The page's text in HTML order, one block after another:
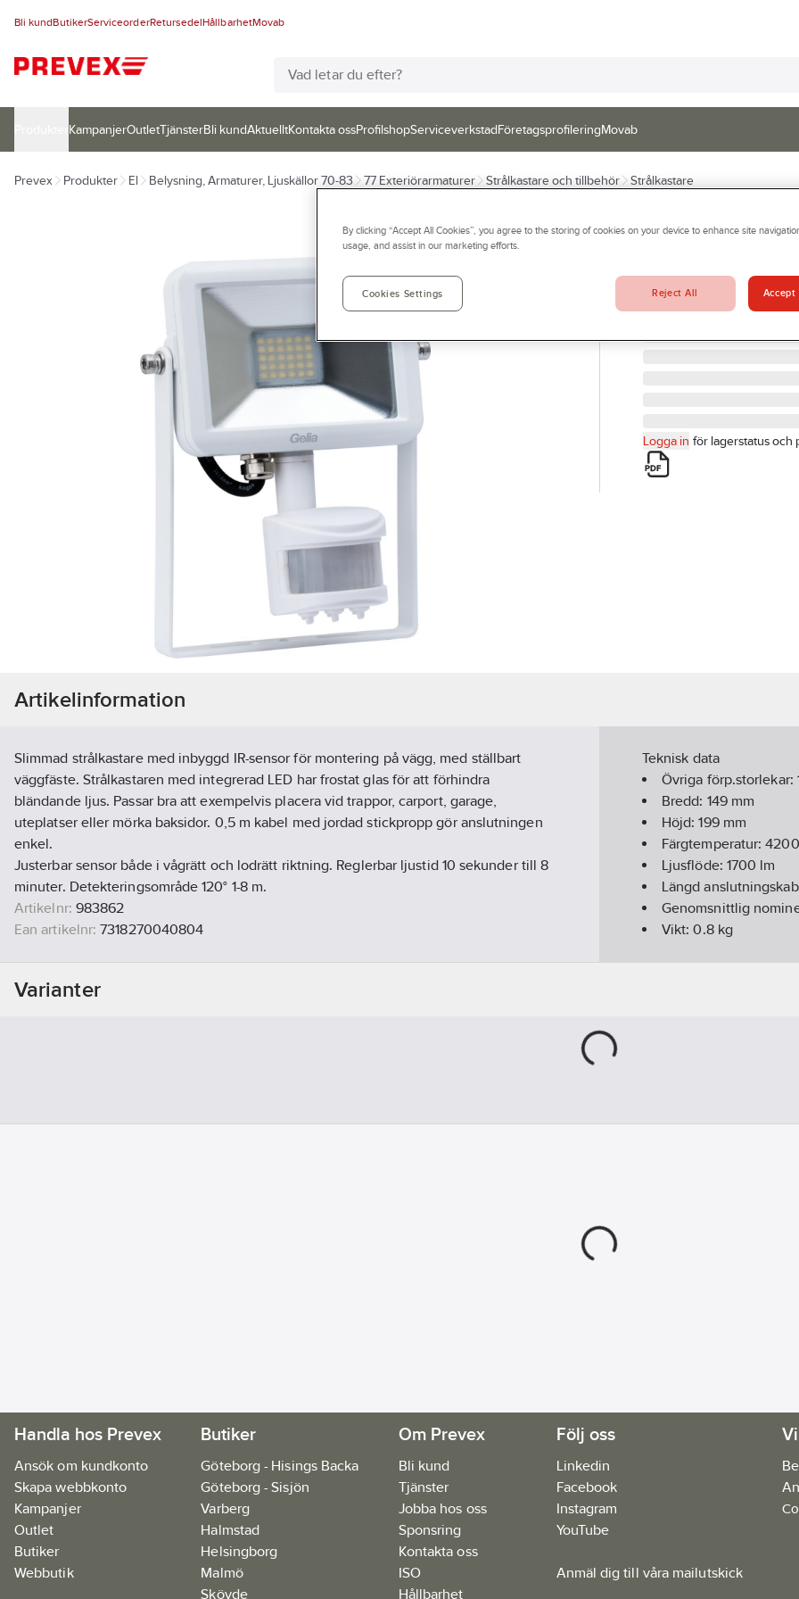
Bli kundButikerServiceorderRetursedelHållbarhetMovab
KampanjerOutletTjänsterBli kundAktuelltKontakta ossProfilshopServiceverkstadFöretagsprofileringMovab
Prevex Produkter El Belysning, Armaturer, Ljuskällor 70-83 77 Exteriörarmaturer Strålkastare och tillbehör Strålkastare
GELIA - LIGHT 4 HOME
Strålkastare
Hanö
STRÅLKASTARE LED
Logga in för lagerstatus och
Artikelinformation
Slimmad strålkastare med inbyggd IR-sensor för montering på vägg, med ställbart
väggfäste. Strålkastaren med integrerad LED har frostat glas för att förhindra
bländande ljus. Passar bra att exempelvis placera vid trappor, carport, garage,
uteplatser eller mörka baksidor. 0,5 m kabel med jordad stickpropp gör anslutningen
enkel.
Justerbar sensor både i vågrätt och lodrätt riktning. Reglerbar ljustid 10 sekunder till 8
minuter. Detekteringsområde 120° 1-8 m.
Artikelnr: 983862
Ean artikelnr: 7318270040804
Teknisk data
Övriga förp.storlekar:
Bredd: 149mm
Höjd:199mm
Färgtemperatur:4200
Ljusflöde: 1700 lm
Längd
Genomsnittlig
Vikt:0.8kg
Varianter
Handla hos Prevex
Ansök om kundkonto
Skapa webbkonto
Kampanjer
Outlet
Butiker
Webbutik
Butiker
Göteborg - Hisings Backa
Göteborg - Sisjön
Varberg
Halmstad
Helsingborg
Malmö
Skövde
Om Prevex
Bli kund
Tjänster
Jobba hos oss
Sponsring
Kontakta oss
ISO
Hållbarhet
Följ oss
Linkedin
Facebook
Instagram
YouTube
Anmäl dig till våra mailutskick
By clicking “Accept All Cookies”, you agree to the storing of cookies on your device to enhance site
usage, and assist in our marketing efforts.
Cookies Settings Reject All Accept